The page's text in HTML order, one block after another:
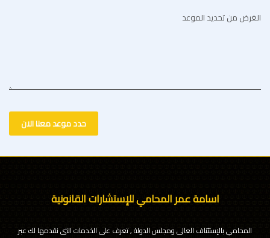
الغرض من تحديد الموعد
حدد موعد معنا الان
اسامة عمر المحامي للإستشارات القانونية
المحامي بالإستئناف العالى ومجلس الدولة , تعرف على الخدمات التى نقدمها لك عبر